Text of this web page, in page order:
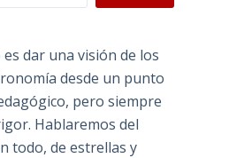
dar una visión de los
desde un punto
pero siempre
Hablaremos del
todo, de estrellas y